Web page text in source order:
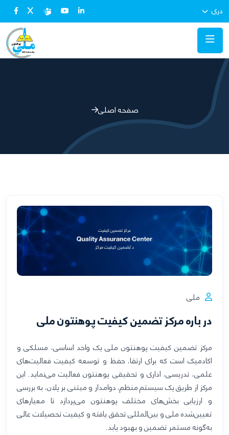
دری
صفحه اصلی
ملی
در باره مرکز تضمین کیفیت پوهنتون ملی
مرکز تضمین کیفیت پوهنتون ملی یک واحد اساسی، مسلکی و
اکادمیک است که برای ارتقا، حفظ و توسعه کیفیت فعالیت‌های
علمی، تدریسی، اداری و تحقیقی پوهنتون فعالیت می‌نماید. این
مرکز از طریق یک سیستم منظم، دوامدار و مبتنی بر پلان، به بررسی
و ارزیابی بخش‌های مختلف پوهنتون می‌پردازد تا معیارهای
تعیین‌شده ملی و بین‌المللی تحقق یافته و کیفیت تحصیلات عالی
به‌گونه مستمر تضمین و بهبود یابد.